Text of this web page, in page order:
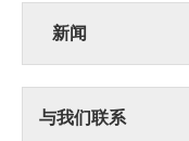
新闻
与我们联系